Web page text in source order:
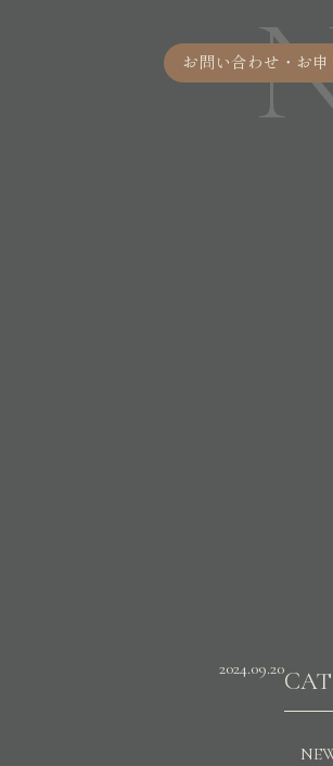
お問い合わせ・お申
2024.09.20